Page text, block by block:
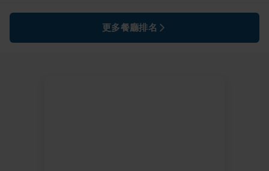
更多餐廳排名